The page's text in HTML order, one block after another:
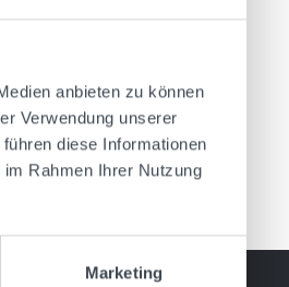
anbieten zu können
Verwendung unserer
diese Informationen
Rahmen Ihrer Nutzung
Marketing